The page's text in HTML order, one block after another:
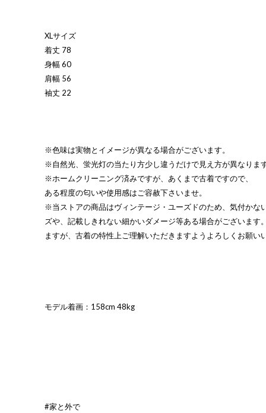
XLサイズ
着丈 78
身幅 60
肩幅 56
袖丈 22
※色味は実物とイメージが異なる場合がございます。
※自然光、蛍光灯の当たり方少し違うだけで見え方が異なりま
※ホームクリーニング済みですが、あくまで古着ですので、
ある程度の匂いや使用感はご容赦下さいませ。
※当ストアの商品はヴィンテージ・ユーズドのため、気付かな
ズや、記載しきれない細かいダメージ等ある場合がございます
ますが、古着の特性上ご理解いただきますようよろしくお願い
モデル着画：158cm 48kg
#家と外で